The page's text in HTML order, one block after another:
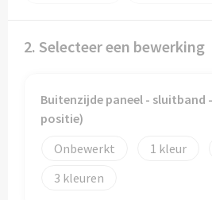
2. Selecteer een bewerking
Buitenzijde paneel - sluitband
positie)
Onbewerkt
1
3